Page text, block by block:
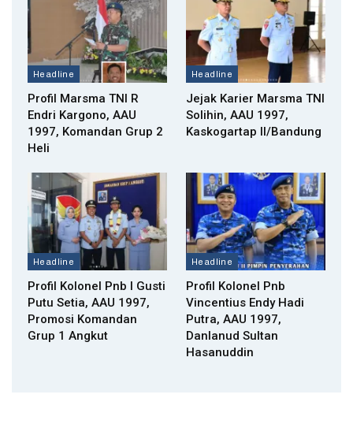
Headline
Profil Marsma TNI R
Endri Kargono, AAU
1997, Komandan Grup 2
Heli
Headline
Jejak Karier Marsma TNI
Solihin, AAU 1997,
Kaskogartap II/Bandung
Headline
Profil Kolonel Pnb I Gusti
Putu Setia, AAU 1997,
Promosi Komandan
Grup 1 Angkut
Headline
Profil Kolonel Pnb
Vincentius Endy Hadi
Putra, AAU 1997,
Danlanud Sultan
Hasanuddin